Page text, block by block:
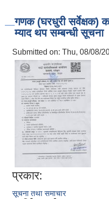
गणक (घरधुरी सर्वेक्षक)
म्याद थप सम्बन्धी सूचना
Submitted on: Thu, 08/08/
प्रकार:
सूचना तथा समाचार